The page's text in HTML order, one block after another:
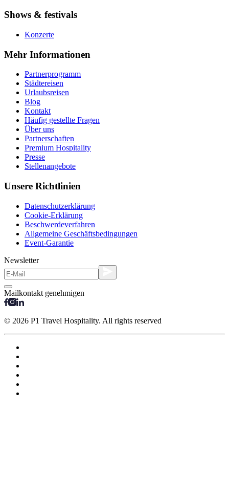
Shows & festivals
Konzerte
Mehr Informationen
Partnerprogramm
Städtereisen
Urlaubsreisen
Blog
Kontakt
Häufig gestellte Fragen
Über uns
Partnerschaften
Premium Hospitality
Presse
Stellenangebote
Unsere Richtlinien
Datenschutzerklärung
Cookie-Erklärung
Beschwerdeverfahren
Allgemeine Geschäftsbedingungen
Event-Garantie
Newsletter
Mailkontakt genehmigen
© 2026 P1 Travel Hospitality. All rights reserved